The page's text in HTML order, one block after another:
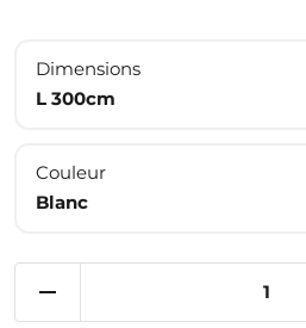
Dimensions
L 300cm
Couleur
Blanc